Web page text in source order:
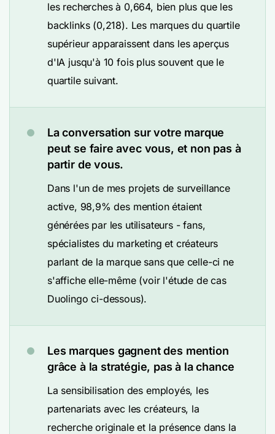
les recherches à 0,664, bien plus que les
backlinks (0,218). Les marques du quartile
supérieur apparaissent dans les aperçus
d'IA jusqu'à 10 fois plus souvent que le
quartile suivant.
La conversation sur votre marque
peut se faire avec vous, et non pas à
partir de vous.
Dans l'un de mes projets de surveillance
active, 98,9% des mention étaient
générées par les utilisateurs - fans,
spécialistes du marketing et créateurs
parlant de la marque sans que celle-ci ne
s'affiche elle-même (voir l'étude de cas
Duolingo ci-dessous).
Les marques gagnent des mention
grâce à la stratégie, pas à la chance
La sensibilisation des employés, les
partenariats avec les créateurs, la
recherche originale et la présence dans la